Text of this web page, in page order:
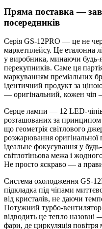
Пряма поставка —
посередників
Серія GS-12PRO — це не
маркетплейсу. Це еталонна
у виробника, минаючи будь-
перекупників. Саме ця
маркуванням преміальних
ідентичний продукт за
— оригінальний, кожен чіп
Серце лампи — 12 LED-
розташованих за
що геометрія світлового
розжарювання оригінальної
ідеальне фокусування у будь-
світлотіньова межа і
Не просто яскраво — а
Система охолодження GS-
підкладка під чіпами
від кристалів, не даючи
Потужний турбо-
відводить це тепло назовні
фари, де циркуляція